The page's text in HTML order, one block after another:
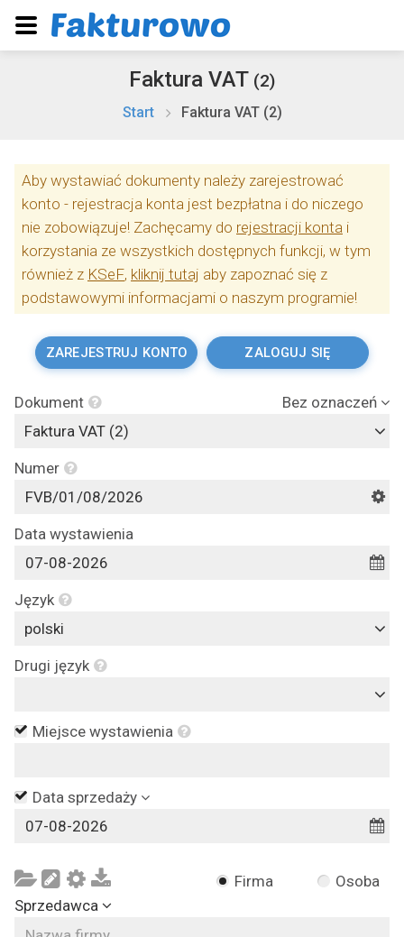
Faktura VAT (2)
Start Faktura VAT (2)
Aby wystawiać dokumenty należy zarejestrować
konto - rejestracja konta jest bezpłatna i do niczego
nie zobowiązuje! Zachęcamy do rejestracji konta i
korzystania ze wszystkich dostępnych funkcji, w tym
również z KSeF, kliknij tutaj aby zapoznać się z
podstawowymi informacjami o naszym programie!
ZAREJESTRUJ KONTO ZALOGUJ SIĘ
Dokument
Bez oznaczeń
Faktura VAT (2)
Numer
Data wystawienia
Język
polski
Drugi język
Miejsce wystawienia
Data sprzedaży
Firma
Osoba
Sprzedawca